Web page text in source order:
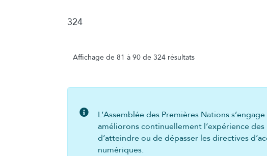
324
Affichage de 81 à 90 de 324 résultats
L’Assemblée des Premières Nations
améliorons continuellement l’expérience
d’atteindre ou de dépasser les directives
numériques.